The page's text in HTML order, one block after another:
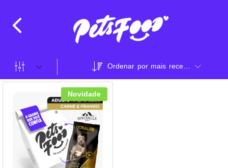
Ordenar por mais recente
Novidade